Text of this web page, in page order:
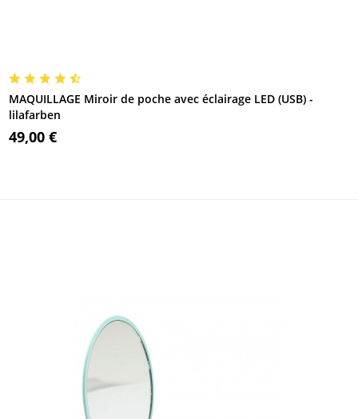
MAQUILLAGE Miroir de poche avec éclairage LED (USB) -
lilafarben
49,00 €